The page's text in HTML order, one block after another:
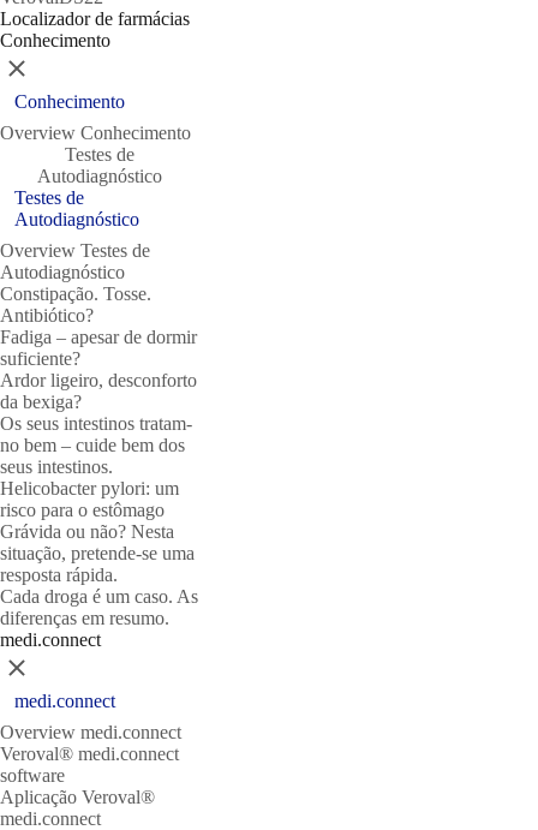
Localizador de farmácias
Conhecimento
Close
Conhecimento
Overview Conhecimento
Testes de
Autodiagnóstico
Testes de
Autodiagnóstico
Overview Testes de
Autodiagnóstico
Constipação. Tosse.
Antibiótico?
Fadiga – apesar de dormir
suficiente?
Ardor ligeiro, desconforto
da bexiga?
Os seus intestinos tratam-
no bem – cuide bem dos
seus intestinos.
Helicobacter pylori: um
risco para o estômago
Grávida ou não? Nesta
situação, pretende-se uma
resposta rápida.
Cada droga é um caso. As
diferenças em resumo.
medi.connect
Close
medi.connect
Overview medi.connect
Veroval® medi.connect
software
Aplicação Veroval®
medi.connect